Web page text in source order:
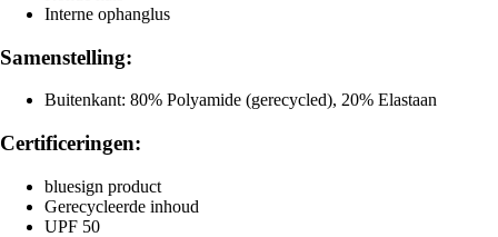
Interne ophanglus
Samenstelling:
Buitenkant: 80% Polyamide (gerecycled), 20% Elastaan
Certificeringen:
bluesign product
Gerecycleerde inhoud
UPF 50